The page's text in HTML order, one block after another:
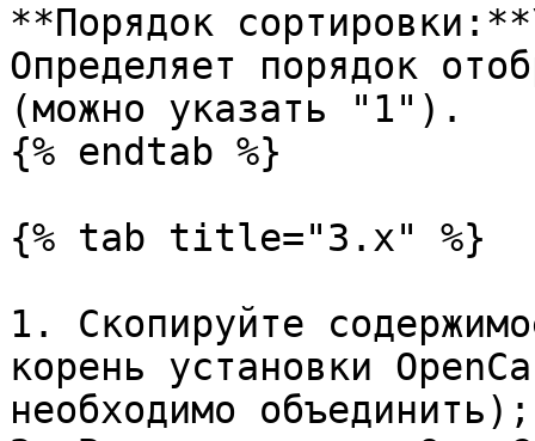
**Порядок
Определяет порядок
(можно указать "1").
{% endtab %}
{% tab title="3.x" %}
1. Скопируйте
корень установки
необходимо объединить);